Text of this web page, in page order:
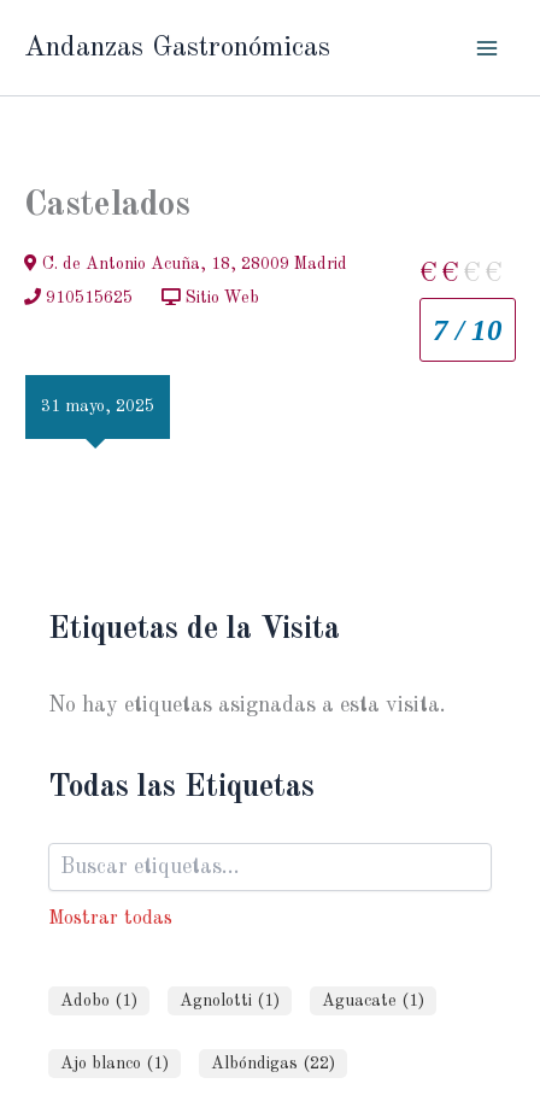
Andanzas Gastronómicas
Castelados
C. de Antonio Acuña, 18, 28009 Madrid
910515625
Sitio Web
€ € € €
7 / 10
31 mayo, 2025
Etiquetas de la Visita
No hay etiquetas asignadas a esta visita.
Todas las Etiquetas
Mostrar todas
Adobo (1) Agnolotti (1) Aguacate (1)
Ajo blanco (1) Albóndigas (22)